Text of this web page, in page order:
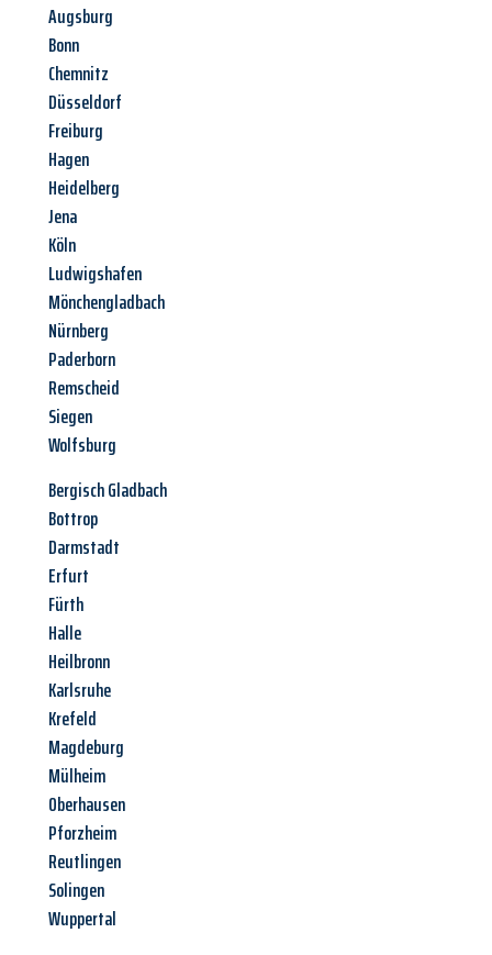
Augsburg
Bonn
Chemnitz
Düsseldorf
Freiburg
Hagen
Heidelberg
Jena
Köln
Ludwigshafen
Mönchengladbach
Nürnberg
Paderborn
Remscheid
Siegen
Wolfsburg
Bergisch Gladbach
Bottrop
Darmstadt
Erfurt
Fürth
Halle
Heilbronn
Karlsruhe
Krefeld
Magdeburg
Mülheim
Oberhausen
Pforzheim
Reutlingen
Solingen
Wuppertal